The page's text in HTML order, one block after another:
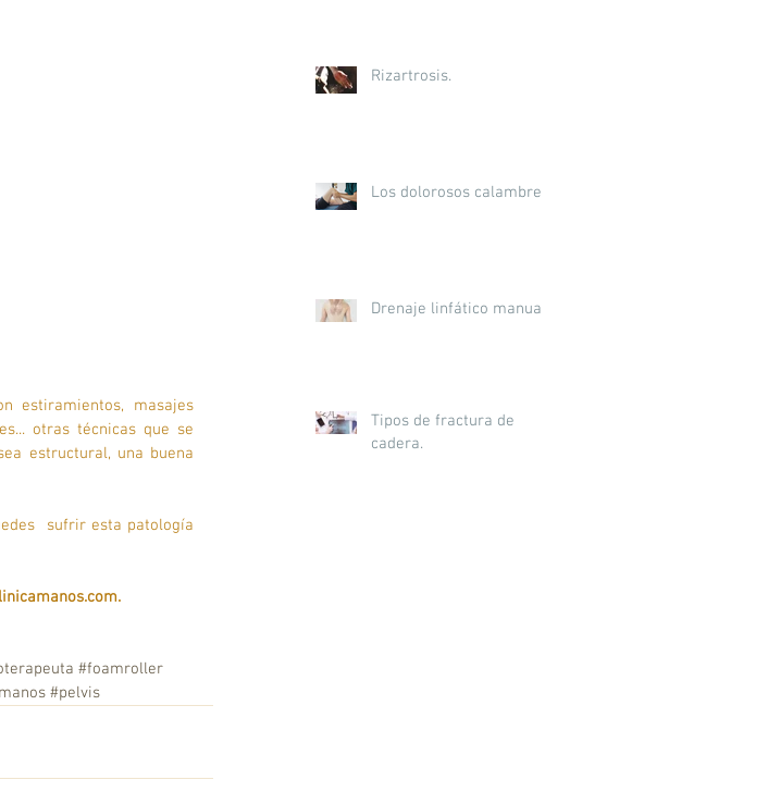
estiramientos, masajes
otras técnicas que se
estructural, una buena
sufrir esta patología
#foamroller
#pelvis
Rizartrosis.
Los dolorosos calambres.
Drenaje linfático manual.
Tipos de fractura de
cadera.